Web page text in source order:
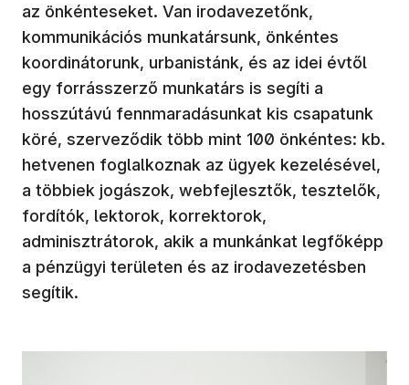
az önkénteseket. Van irodavezetőnk,
kommunikációs munkatársunk, önkéntes
koordinátorunk, urbanistánk, és az idei évtől
egy forrásszerző munkatárs is segíti a
hosszútávú fennmaradásunkat kis csapatunk
köré, szerveződik több mint 100 önkéntes: kb.
hetvenen foglalkoznak az ügyek kezelésével,
a többiek jogászok, webfejlesztők, tesztelők,
fordítók, lektorok, korrektorok,
adminisztrátorok, akik a munkánkat legfőképp
a pénzügyi területen és az irodavezetésben
segítik.